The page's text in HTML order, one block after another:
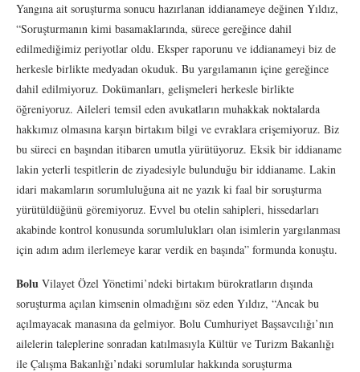
Yangına ait soruşturma sonucu hazırlanan iddianameye değinen Yıldız,
“Soruşturmanın kimi basamaklarında, sürece gereğince dahil
edilmediğimiz periyotlar oldu. Eksper raporunu ve iddianameyi biz de
herkesle birlikte medyadan okuduk. Bu yargılamanın içine gereğince
dahil edilmiyoruz. Dokümanları, gelişmeleri herkesle birlikte
öğreniyoruz. Aileleri temsil eden avukatların muhakkak noktalarda
hakkımız olmasına karşın birtakım bilgi ve evraklara erişemiyoruz. Biz
bu süreci en başından itibaren umutla yürütüyoruz. Eksik bir iddianame
lakin yeterli tespitlerin de ziyadesiyle bulunduğu bir iddianame. Lakin
idari makamların sorumluluğuna ait ne yazık ki faal bir soruşturma
yürütüldüğünü göremiyoruz. Evvel bu otelin sahipleri, hissedarları
akabinde kontrol konusunda sorumlulukları olan isimlerin yargılanması
için adım adım ilerlemeye karar verdik en başında” formunda konuştu.
Bolu Vilayet Özel Yönetimi’ndeki birtakım bürokratların dışında
soruşturma açılan kimsenin olmadığını söz eden Yıldız, “Ancak bu
açılmayacak manasına da gelmiyor. Bolu Cumhuriyet Başsavcılığı’nın
ailelerin taleplerine sonradan katılmasıyla Kültür ve Turizm Bakanlığı
ile Çalışma Bakanlığı’ndaki sorumlular hakkında soruşturma